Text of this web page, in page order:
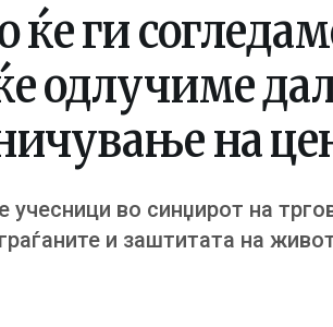
ќе ги
одлучиме
на
во синџирот на
и заштитата на